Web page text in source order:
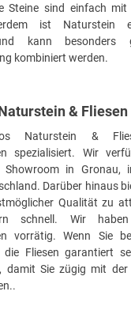
Steine sind einfach
ist Naturstein
kann
kombiniert werden.
& Fliesen
Naturstein &
spezialisiert. Wir
Showroom in Gronau,
Darüber hinaus
Qualität zu
schnell. Wir
vorrätig. Wenn Sie
die Fliesen garantiert
damit Sie zügig mit der